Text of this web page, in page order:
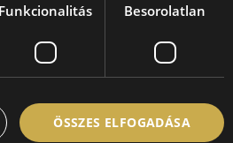
Figyelem a
tájékoztató
korábbi EU-s
Funkcionalitás Besorolatlan
ÖSSZES ELFOGADÁSA